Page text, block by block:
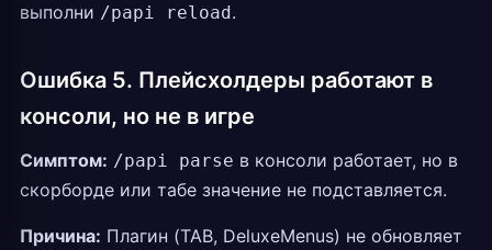
выполни /papi reload.
Ошибка 5. Плейсхолдеры работают в
консоли, но не в игре
Симптом: /papi parse в консоли работает, но в
скорборде или табе значение не подставляется.
Причина: Плагин (TAB, DeluxeMenus) не обновляет